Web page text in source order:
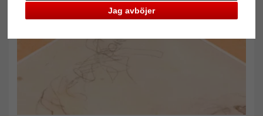
Jag avböjer
Tillbaka